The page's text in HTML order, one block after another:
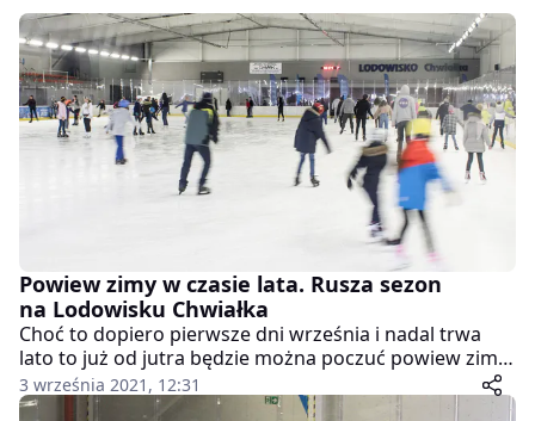
Powiew zimy w czasie lata. Rusza sezon
na Lodowisku Chwiałka
Choć to dopiero pierwsze dni września i nadal trwa
lato to już od jutra będzie można poczuć powiew zimy.
Na szczęście to nie załamanie pogody, a otwarcie
sezonu na Lodowisku Chwiałka.
3 września 2021, 12:31